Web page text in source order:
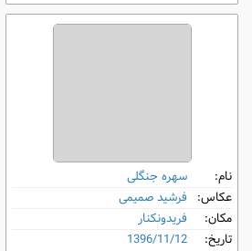
نام:
سهره جنگلی
عکاس: فرشید صمیمی
مکان:
فریدونکنار
تاریخ:
1396/11/12